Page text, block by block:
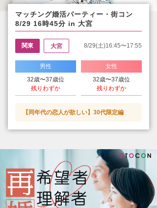
マッチング婚活パーティー・街コン
8/29 16時45分 in 大宮
関東 大宮 8/29(土)16:45〜17:55
男性
32歳〜37歳位
残りわずか
女性
32歳〜37歳位
残りわずか
【同年代の恋人が欲しい】30代限定編